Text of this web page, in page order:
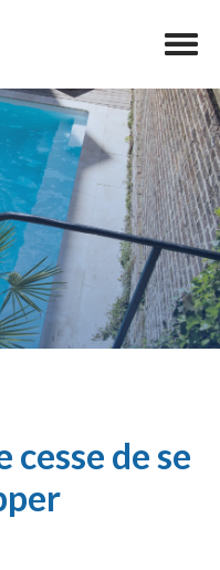
cesse de se